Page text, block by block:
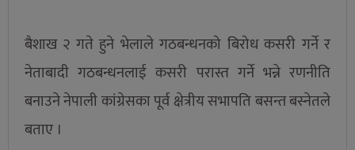
बैशाख २ गते हुने भेलाले गठबन्धनको बिरोध कसरी गर्ने र
नेताबादी गठबन्धनलाई कसरी परास्त गर्ने भन्ने रणनीति
बनाउने नेपाली कांग्रेसका पूर्व क्षेत्रीय सभापति बसन्त बस्नेतले
बताए ।